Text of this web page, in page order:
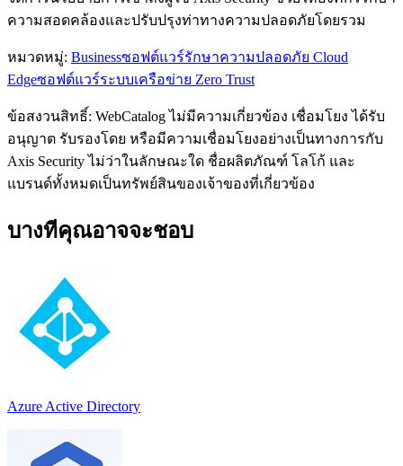
ความสอดคล้องและปรับปรุงท่าทางความปลอดภัยโดยรวม
หมวดหมู่: Businessซอฟต์แวร์รักษาความปลอดภัย Cloud
Edgeซอฟต์แวร์ระบบเครือข่าย Zero Trust
ข้อสงวนสิทธิ์: WebCatalog ไม่มีความเกี่ยวข้อง เชื่อมโยง ได้รับ
อนุญาต รับรองโดย หรือมีความเชื่อมโยงอย่างเป็นทางการกับ
Axis Security ไม่ว่าในลักษณะใด ชื่อผลิตภัณฑ์ โลโก้ และ
แบรนด์ทั้งหมดเป็นทรัพย์สินของเจ้าของที่เกี่ยวข้อง
บางทีคุณอาจจะชอบ
Azure Active Directory